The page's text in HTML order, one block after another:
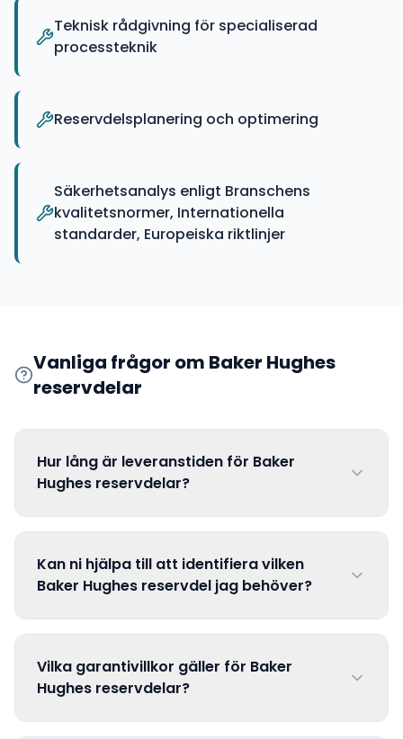
Teknisk rådgivning för specialiserad
processteknik
Reservdelsplanering och optimering
Säkerhetsanalys enligt Branschens
kvalitetsnormer, Internationella
standarder, Europeiska riktlinjer
Vanliga frågor om Baker Hughes
reservdelar
Hur lång är leveranstiden för Baker
Hughes reservdelar?
Kan ni hjälpa till att identifiera vilken
Baker Hughes reservdel jag behöver?
Vilka garantivillkor gäller för Baker
Hughes reservdelar?